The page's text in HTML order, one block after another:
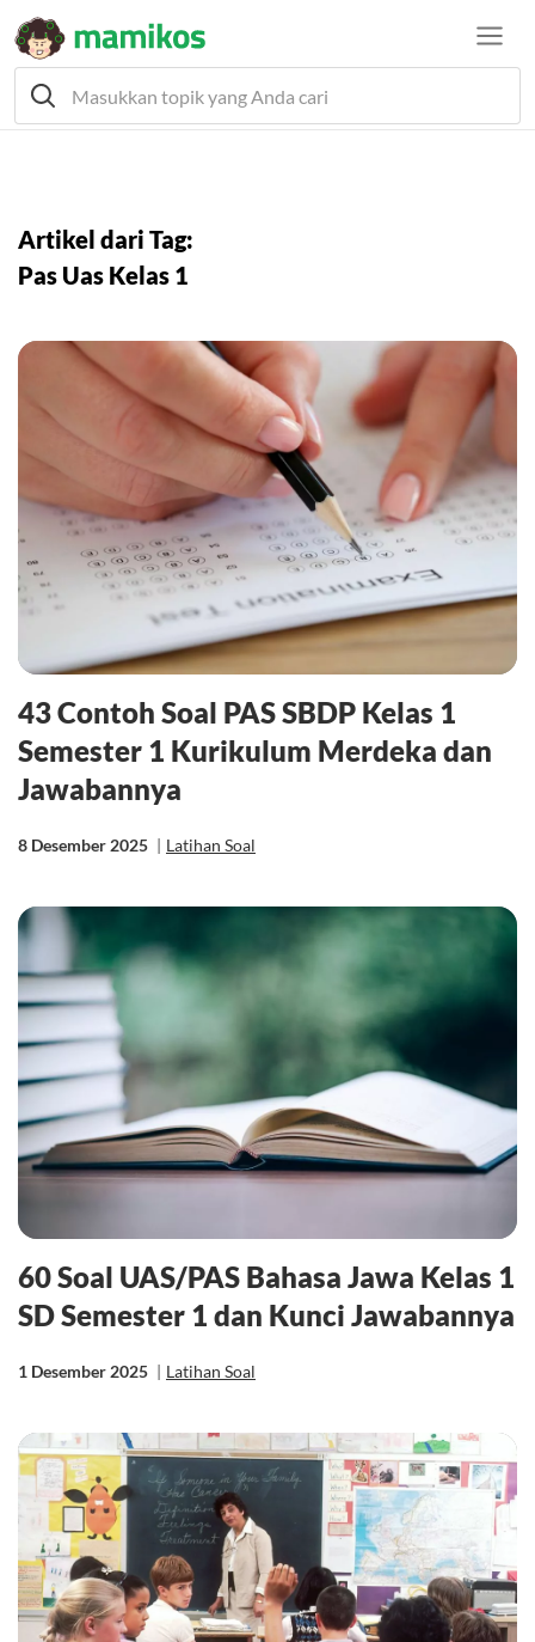
Artikel dari Tag:
Pas Uas Kelas 1
43 Contoh Soal PAS SBDP Kelas 1
Semester 1 Kurikulum Merdeka dan
Jawabannya
8 Desember 2025 | Latihan Soal
60 Soal UAS/PAS Bahasa Jawa Kelas 1
SD Semester 1 dan Kunci Jawabannya
1 Desember 2025 | Latihan Soal